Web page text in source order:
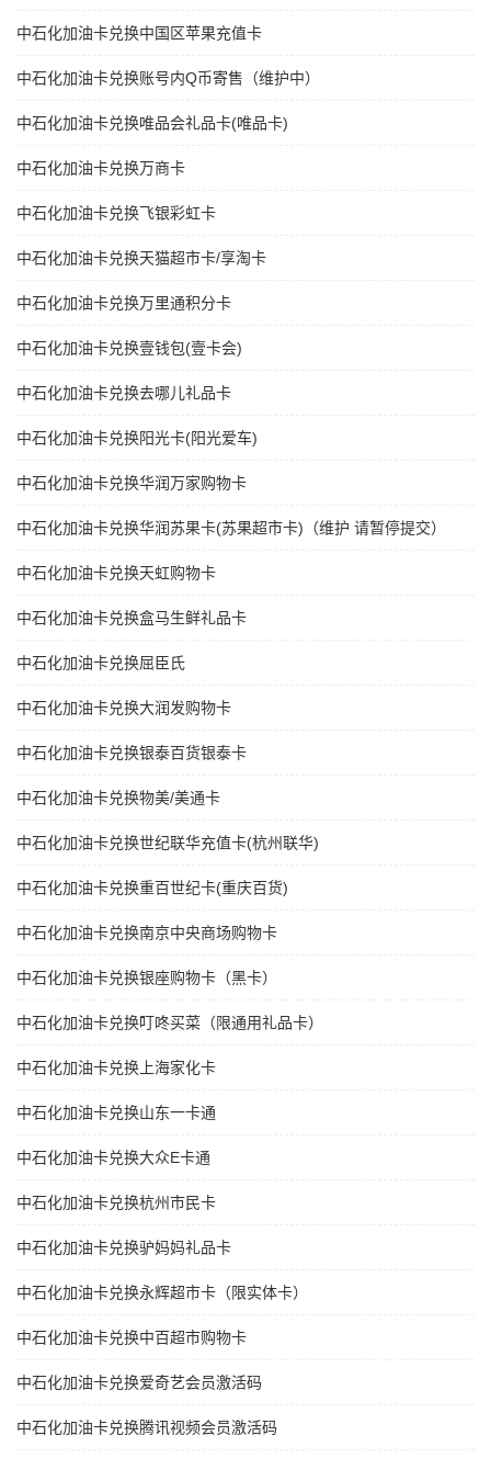
中石化加油卡兑换中国区苹果充值卡
中石化加油卡兑换账号内Q币寄售（维护中）
中石化加油卡兑换唯品会礼品卡(唯品卡)
中石化加油卡兑换万商卡
中石化加油卡兑换飞银彩虹卡
中石化加油卡兑换天猫超市卡/享淘卡
中石化加油卡兑换万里通积分卡
中石化加油卡兑换壹钱包(壹卡会)
中石化加油卡兑换去哪儿礼品卡
中石化加油卡兑换阳光卡(阳光爱车)
中石化加油卡兑换华润万家购物卡
中石化加油卡兑换华润苏果卡(苏果超市卡)（维护 请暂停提交）
中石化加油卡兑换天虹购物卡
中石化加油卡兑换盒马生鲜礼品卡
中石化加油卡兑换屈臣氏
中石化加油卡兑换大润发购物卡
中石化加油卡兑换银泰百货银泰卡
中石化加油卡兑换物美/美通卡
中石化加油卡兑换世纪联华充值卡(杭州联华)
中石化加油卡兑换重百世纪卡(重庆百货)
中石化加油卡兑换南京中央商场购物卡
中石化加油卡兑换银座购物卡（黑卡）
中石化加油卡兑换叮咚买菜（限通用礼品卡）
中石化加油卡兑换上海家化卡
中石化加油卡兑换山东一卡通
中石化加油卡兑换大众E卡通
中石化加油卡兑换杭州市民卡
中石化加油卡兑换驴妈妈礼品卡
中石化加油卡兑换永辉超市卡（限实体卡）
中石化加油卡兑换中百超市购物卡
中石化加油卡兑换爱奇艺会员激活码
中石化加油卡兑换腾讯视频会员激活码